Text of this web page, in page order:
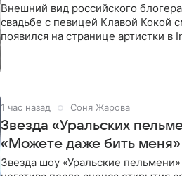
Внешний вид российского
свадьбе с певицей Клавой Кокой
появился на странице артистки
1 час назад Соня Жарова
Звезда «Уральских
«Можете даже бить меня»
Звезда шоу «Уральские